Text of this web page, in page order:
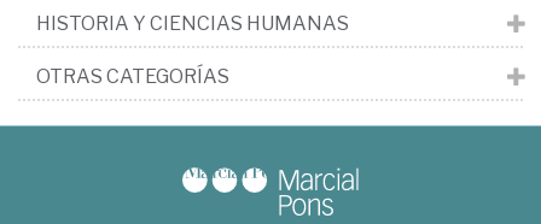
HISTORIA Y CIENCIAS HUMANAS
OTRAS CATEGORÍAS